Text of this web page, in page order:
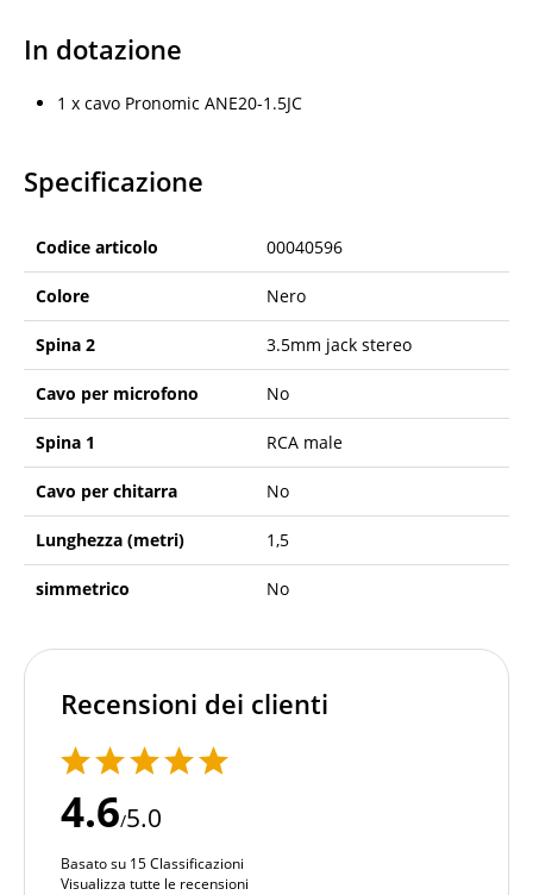
In dotazione
1 x cavo Pronomic ANE20-1.5JC
Specificazione
Codice articolo 00040596
Colore Nero
Spina 2 3.5mm jack stereo
Cavo per microfono No
Spina 1 RCA male
Cavo per chitarra No
Lunghezza (metri) 1,5
simmetrico No
Recensioni dei clienti
4.6/5.0
Basato su 15 Classificazioni
Visualizza tutte le recensioni